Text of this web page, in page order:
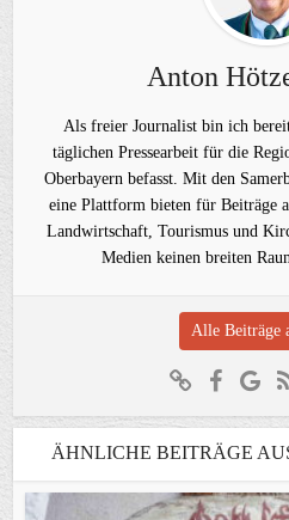
Anton
Als freier Journalist bin ich
täglichen Pressearbeit für die
Oberbayern befasst. Mit den
eine Plattform bieten für Beiträge
Landwirtschaft, Tourismus und
Medien keinen breiten
Alle Beiträge
ÄHNLICHE BEITRÄGE